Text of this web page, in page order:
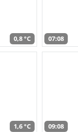
0,8 °C 07:08
1,6 °C 09:08